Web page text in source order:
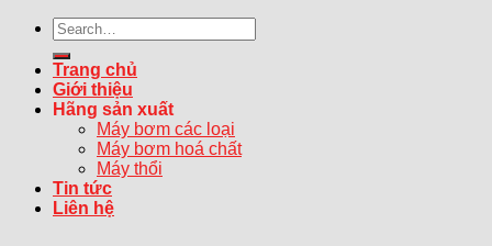
Search
for:
Trang chủ
Giới thiệu
Hãng sản xuất
Máy bơm các loại
Máy bơm hoá chất
Máy thổi
Tin tức
Liên hệ